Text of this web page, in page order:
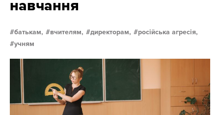
навчання
батькам, вчителям, директорам,
російська агресія,
учням